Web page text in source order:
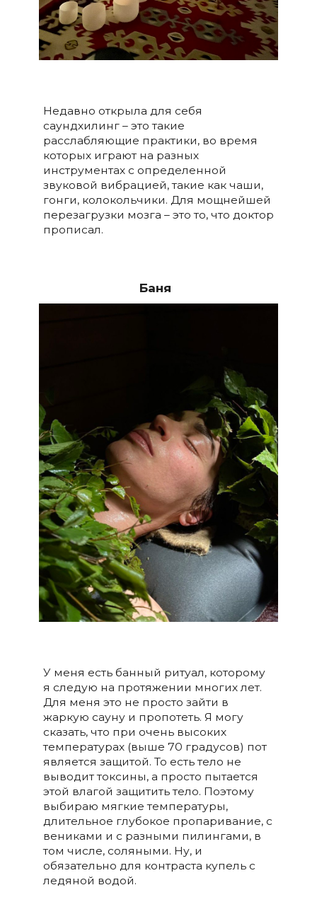
Недавно открыла для себя
саундхилинг – это такие
расслабляющие практики, во время
которых играют на разных
инструментах с определенной
звуковой вибрацией, такие как чаши,
гонги, колокольчики. Для мощнейшей
перезагрузки мозга – это то, что доктор
прописал.
Баня
У меня есть банный ритуал, которому
я следую на протяжении многих лет.
Для меня это не просто зайти в
жаркую сауну и пропотеть. Я могу
сказать, что при очень высоких
температурах (выше 70 градусов) пот
является защитой. То есть тело не
выводит токсины, а просто пытается
этой влагой защитить тело. Поэтому
выбираю мягкие температуры,
длительное глубокое пропаривание, с
вениками и с разными пилингами, в
том числе, соляными. Ну, и
обязательно для контраста купель с
ледяной водой.